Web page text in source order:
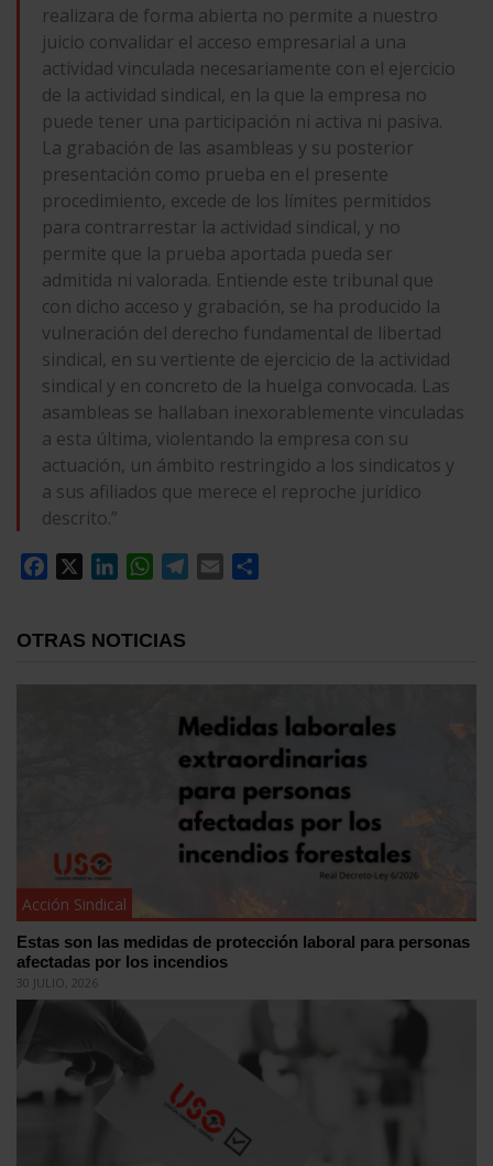
realizara de forma abierta no permite a nuestro
juicio convalidar el acceso empresarial a una
actividad vinculada necesariamente con el ejercicio
de la actividad sindical, en la que la empresa no
puede tener una participación ni activa ni pasiva.
La grabación de las asambleas y su posterior
presentación como prueba en el presente
procedimiento, excede de los límites permitidos
para contrarrestar la actividad sindical, y no
permite que la prueba aportada pueda ser
admitida ni valorada. Entiende este tribunal que
con dicho acceso y grabación, se ha producido la
vulneración del derecho fundamental de libertad
sindical, en su vertiente de ejercicio de la actividad
sindical y en concreto de la huelga convocada. Las
asambleas se hallaban inexorablemente vinculadas
a esta última, violentando la empresa con su
actuación, un ámbito restringido a los sindicatos y
a sus afiliados que merece el reproche jurídico
descrito.”
Facebook
LinkedInWhatsApp
Telegram
Email
OTRAS NOTICIAS
Acción Sindical
Estas son las medidas de protección laboral para personas
afectadas por los incendios
30 JULIO, 2026